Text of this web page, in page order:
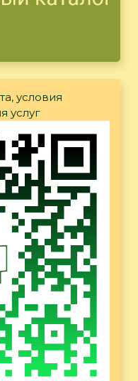
условия
услуг